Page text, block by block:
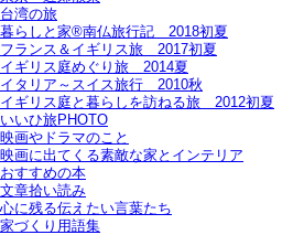
台湾の旅
暮らしと家®南仏旅行記＿2018初夏
フランス＆イギリス旅＿2017初夏
イギリス庭めぐり旅＿2014夏
イタリア～スイス旅行 2010秋
イギリス庭と暮らしを訪ねる旅＿2012初夏
いいひ旅PHOTO
映画やドラマのこと
映画に出てくる素敵な家とインテリア
おすすめの本
文章拾い読み
心に残る伝えたい言葉たち
家づくり用語集